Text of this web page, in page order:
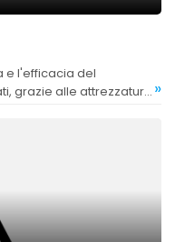
grazie alle attrezzature »